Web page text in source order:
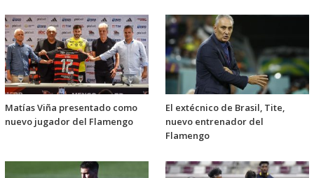
Matías Viña presentado como
nuevo jugador del Flamengo
El extécnico de Brasil, Tite,
nuevo entrenador del
Flamengo